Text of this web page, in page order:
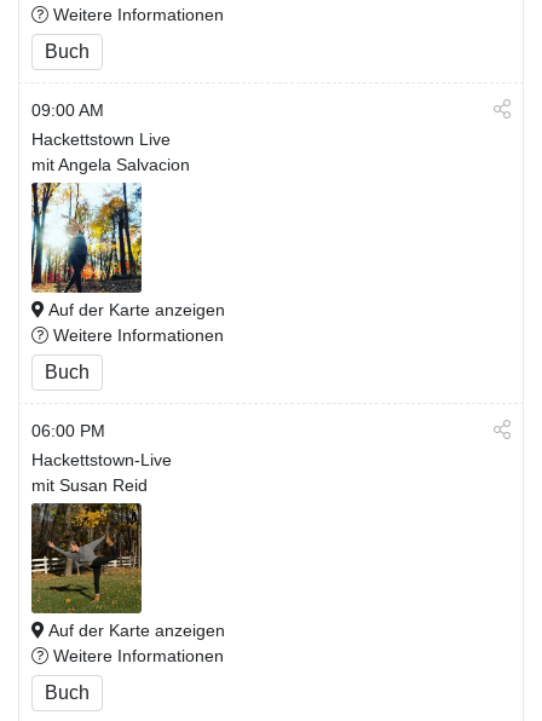
Weitere Informationen
Buch
09:00 AM
Hackettstown Live
mit Angela Salvacion
Auf der Karte anzeigen
Weitere Informationen
Buch
06:00 PM
Hackettstown-Live
mit Susan Reid
Auf der Karte anzeigen
Weitere Informationen
Buch